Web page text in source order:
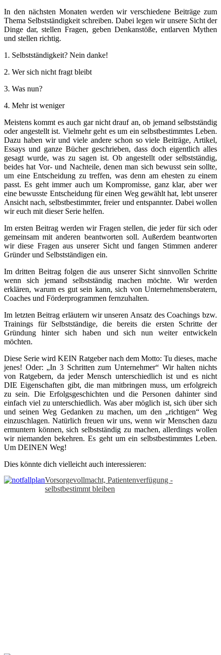
In den nächsten Monaten werden wir verschiedene Beiträge zum
Thema Selbstständigkeit schreiben. Dabei legen wir unsere Sicht der
Dinge dar, stellen Fragen, geben Denkanstöße, entlarven Mythen
und stellen richtig.
1. Selbstständigkeit? Nein danke!
2. Wer sich nicht fragt bleibt
3. Was nun?
4. Mehr ist weniger
Meistens kommt es auch gar nicht drauf an, ob jemand selbstständig
oder angestellt ist. Vielmehr geht es um ein selbstbestimmtes Leben.
Dazu haben wir und viele andere schon so viele Beiträge, Artikel,
Essays und ganze Bücher geschrieben, dass doch eigentlich alles
gesagt wurde, was zu sagen ist. Ob angestellt oder selbstständig,
beides hat Vor- und Nachteile, denen man sich bewusst sein sollte,
um eine Entscheidung zu treffen, was denn am ehesten zu einem
passt. Es geht immer auch um Kompromisse, ganz klar, aber wer
eine bewusste Entscheidung für einen Weg gewählt hat, lebt unserer
Ansicht nach, selbstbestimmter, freier und entspannter. Dabei wollen
wir euch mit dieser Serie helfen.
Im ersten Beitrag werden wir Fragen stellen, die jeder für sich oder
gemeinsam mit anderen beantworten soll. Außerdem beantworten
wir diese Fragen aus unserer Sicht und fangen Stimmen anderer
Gründer und Selbstständigen ein.
Im dritten Beitrag folgen die aus unserer Sicht sinnvollen Schritte
wenn sich jemand selbstständig machen möchte. Wir werden
erklären, warum es gut sein kann, sich von Unternehmensberatern,
Coaches und Förderprogrammen fernzuhalten.
Im letzten Beitrag erläutern wir unseren Ansatz des Coachings bzw.
Trainings für Selbstständige, die bereits die ersten Schritte der
Gründung hinter sich haben und sich nun weiter entwickeln
möchten.
Diese Serie wird KEIN Ratgeber nach dem Motto: Tu dieses, mache
jenes! Oder: „In 3 Schritten zum Unternehmer“ Wir halten nichts
von Ratgebern, da jeder Mensch unterschiedlich ist und es nicht
DIE Eigenschaften gibt, die man mitbringen muss, um erfolgreich
zu sein. Die Erfolgsgeschichten und die Personen dahinter sind
einfach viel zu unterschiedlich. Was aber möglich ist, sich über sich
und seinen Weg Gedanken zu machen, um den „richtigen“ Weg
einzuschlagen. Natürlich freuen wir uns, wenn wir Menschen dazu
ermuntern können, sich selbstständig zu machen, allerdings wollen
wir niemanden bekehren. Es geht um ein selbstbestimmtes Leben.
Um DEINEN Weg!
Dies könnte dich vielleicht auch interessieren:
Vorsorgevollmacht, Patientenverfügung -
selbstbestimmt bleiben